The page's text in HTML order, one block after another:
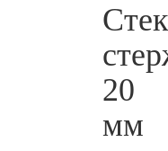
20
мм